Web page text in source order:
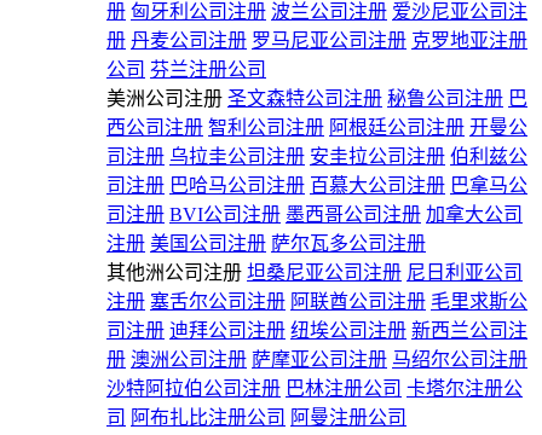
册 匈牙利公司注册 波兰公司注册 爱沙尼亚公司注
册 丹麦公司注册 罗马尼亚公司注册 克罗地亚注册
公司 芬兰注册公司
美洲公司注册 圣文森特公司注册 秘鲁公司注册 巴
西公司注册 智利公司注册 阿根廷公司注册 开曼公
司注册 乌拉圭公司注册 安圭拉公司注册 伯利兹公
司注册 巴哈马公司注册 百慕大公司注册 巴拿马公
司注册 BVI公司注册 墨西哥公司注册 加拿大公司
注册 美国公司注册 萨尔瓦多公司注册
其他洲公司注册 坦桑尼亚公司注册 尼日利亚公司
注册 塞舌尔公司注册 阿联酋公司注册 毛里求斯公
司注册 迪拜公司注册 纽埃公司注册 新西兰公司注
册 澳洲公司注册 萨摩亚公司注册 马绍尔公司注册
沙特阿拉伯公司注册 巴林注册公司 卡塔尔注册公
司 阿布扎比注册公司 阿曼注册公司